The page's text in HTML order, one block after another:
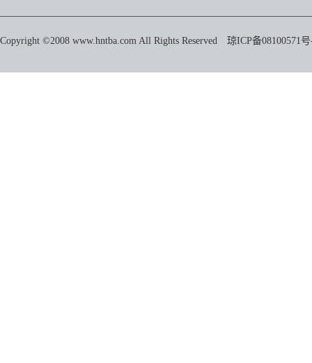
Copyright ©2008 www.hntba.com All Rights Reserved 琼ICP备08100571